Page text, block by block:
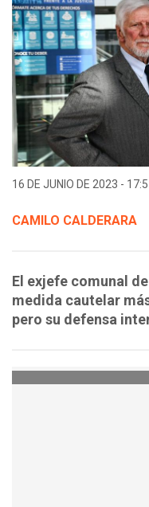
16 DE JUNIO DE 2023 -
CAMILO CALDERARA
El exjefe comunal
medida cautelar
pero su defensa